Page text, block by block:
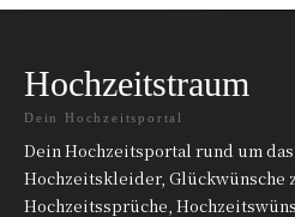
Hochzeitstraum
Dein Hochzeitsportal
Dein Hochzeitsportal rund um
Hochzeitskleider, Glückwünsche
Hochzeitssprüche,